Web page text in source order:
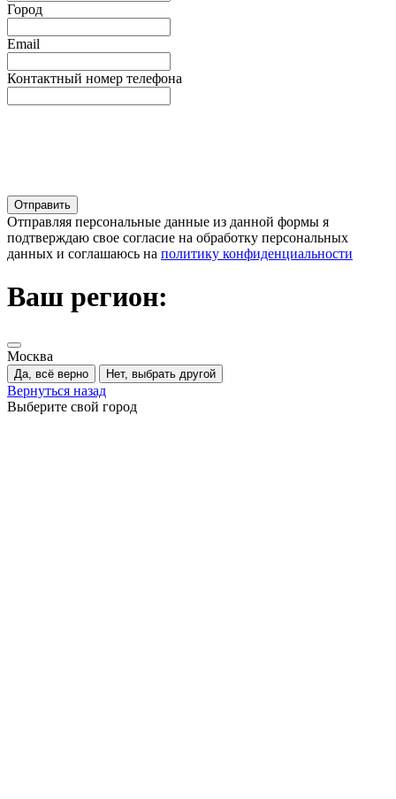
Город
Email
Контактный номер телефона
Отправляя персональные данные из данной формы я
подтверждаю свое согласие на обработку персональных
данных и соглашаюсь на политику конфиденциальности
Ваш регион:
Москва
Да, всё верно Нет, выбрать другой
Вернуться назад
Выберите свой город